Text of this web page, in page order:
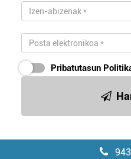
Pribatutasun